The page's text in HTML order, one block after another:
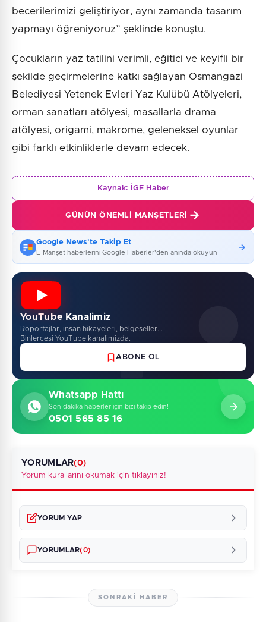
becerilerimizi geliştiriyor, aynı zamanda tasarım
yapmayı öğreniyoruz” şeklinde konuştu.
Çocukların yaz tatilini verimli, eğitici ve keyifli bir
şekilde geçirmelerine katkı sağlayan Osmangazi
Belediyesi Yetenek Evleri Yaz Kulübü Atölyeleri,
orman sanatları atölyesi, masallarla drama
atölyesi, origami, makrome, geleneksel oyunlar
gibi farklı etkinliklerle devam edecek.
Kaynak: İGF Haber
GÜNÜN ÖNEMLI MANŞETLERI
Google News'te Takip Et
E-Manşet haberlerini Google Haberler'den anında okuyun
YouTube Kanalimiz
Roportajlar, insan hikayeleri, belgeseller...
Binlercesi YouTube kanalimizda.
ABONE OL
Whatsapp Hattı
Son dakika haberler için bizi takip edin!
0501 565 85 16
YORUMLAR(0)
Yorum kurallarını okumak için tıklayınız!
YORUM YAP
YORUMLAR(0)
SONRAKI HABER